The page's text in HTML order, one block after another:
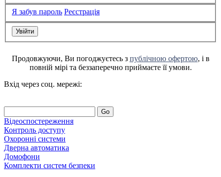
Я забув пароль Реєстрація
Продовжуючи, Ви погоджуєтесь з публічною офертою, і в
повній мірі та беззаперечно приймаєте її умови.
Вхід через соц. мережі:
Go
Відеоспостереження
Контроль доступу
Охоронні системи
Дверна автоматика
Домофони
Комплекти систем безпеки